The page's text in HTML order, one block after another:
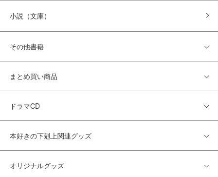
小説（文庫）
その他書籍
まとめ買い商品
ドラマCD
本好きの下剋上関連グッズ
オリジナルグッズ